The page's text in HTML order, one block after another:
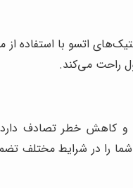
اتسو با استفاده
راحت می‌کند.
خطر تصادف دارد.
در شرایط مختلف